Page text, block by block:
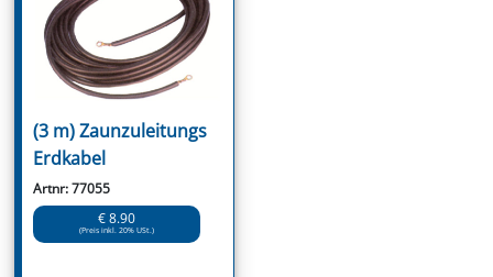
(3 m) Zaunzuleitungs
Erdkabel
Artnr: 77055
€ 8.90
(Preis inkl. 20% USt.)